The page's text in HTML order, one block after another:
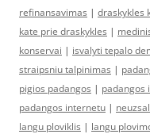
refinansavimas | draskykles
kate prie draskykles |
konservai | isvalyti tepalo
straipsniu talpinimas |
pigios padangos | padangos
padangos internetu |
langu ploviklis | langu